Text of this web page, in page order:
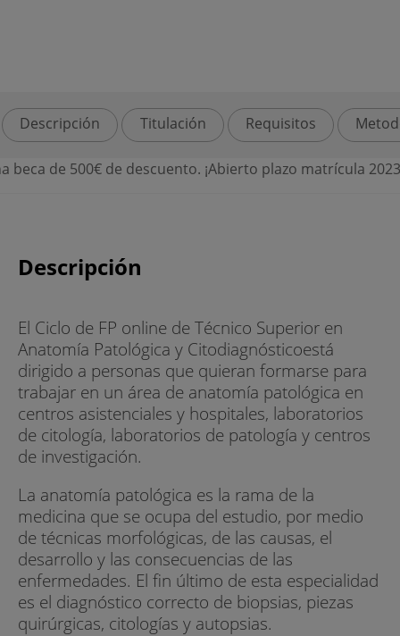
Descripción Titulación Requisitos
de descuento. ¡Abierto plazo matrícula 2023-2024!
Descripción
El Ciclo de FP online de Técnico Superior en
Anatomía Patológica y Citodiagnósticoestá
dirigido a personas que quieran formarse para
trabajar en un área de anatomía patológica en
centros asistenciales y hospitales, laboratorios
de citología, laboratorios de patología y centros
de investigación.
La anatomía patológica es la rama de la
medicina que se ocupa del estudio, por medio
de técnicas morfológicas, de las causas, el
desarrollo y las consecuencias de las
enfermedades. El fin último de esta especialidad
es el diagnóstico correcto de biopsias, piezas
quirúrgicas, citologías y autopsias.